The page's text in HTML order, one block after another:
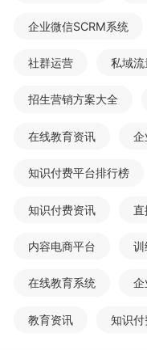
企业微信SCRM系统
社群运营 私域
招生营销方案大全
在线教育资讯
知识付费平台排行榜
知识付费资讯
内容电商平台 训
在线教育系统 企
教育资讯 知识